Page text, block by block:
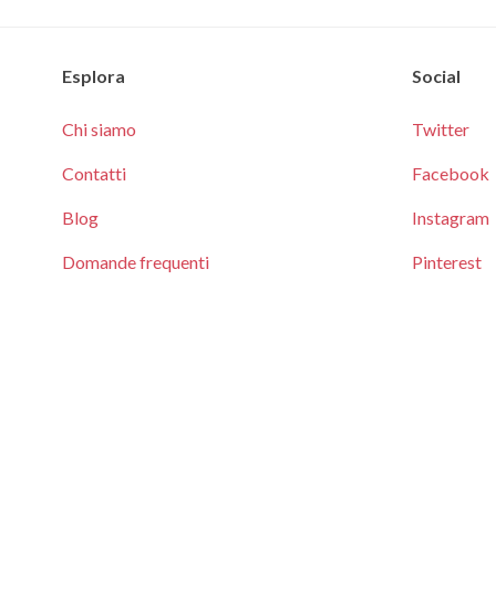
Esplora
Chi siamo
Contatti
Blog
Domande frequenti
Social
Twitter
Facebook
Instagram
Pinterest